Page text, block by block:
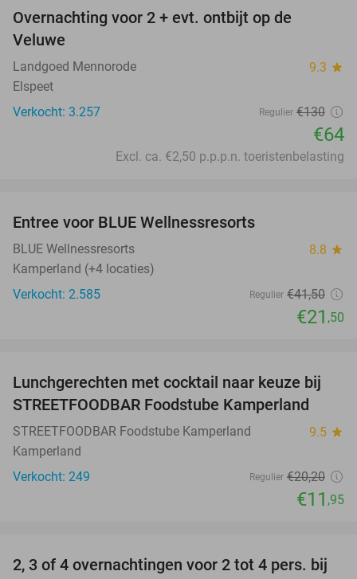
Overnachting voor 2 + evt. ontbijt op de
Veluwe
Landgoed Mennorode 9.3 star
Elspeet
Verkocht: 3.257
Regulier €130
€64
Excl. ca. €2,50 p.p.p.n. toeristenbelasting
Entree voor BLUE Wellnessresorts
BLUE Wellnessresorts 8.8 star
Kamperland (+4 locaties)
Verkocht: 2.585
Regulier €41,50
€21 ,50
41%
Lunchgerechten met cocktail naar keuze bij
STREETFOODBAR Foodstube Kamperland
STREETFOODBAR Foodstube Kamperland 9.5 star
Kamperland
Verkocht: 249
Regulier €20,20
€11 ,95
17%
2, 3 of 4 overnachtingen voor 2 tot 4 pers. bij